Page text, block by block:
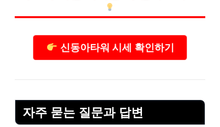
신동아타워 시세 확인하기
자주 묻는 질문과 답변